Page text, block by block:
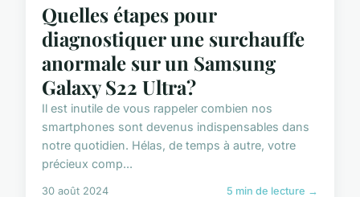
Quelles étapes pour
diagnostiquer une surchauffe
anormale sur un Samsung
Galaxy S22 Ultra?
Il est inutile de vous rappeler combien nos
smartphones sont devenus indispensables dans
notre quotidien. Hélas, de temps à autre, votre
précieux comp...
30 août 2024 5 min de lecture →